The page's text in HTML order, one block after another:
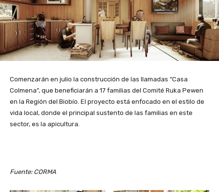
Comenzarán en julio la construcción de las llamadas “Casa
Colmena”, que beneficiarán a 17 familias del Comité Ruka Pewen
en la Región del Biobío. El proyecto está enfocado en el estilo de
vida local, donde el principal sustento de las familias en este
sector, es la apicultura.
Fuente: CORMA